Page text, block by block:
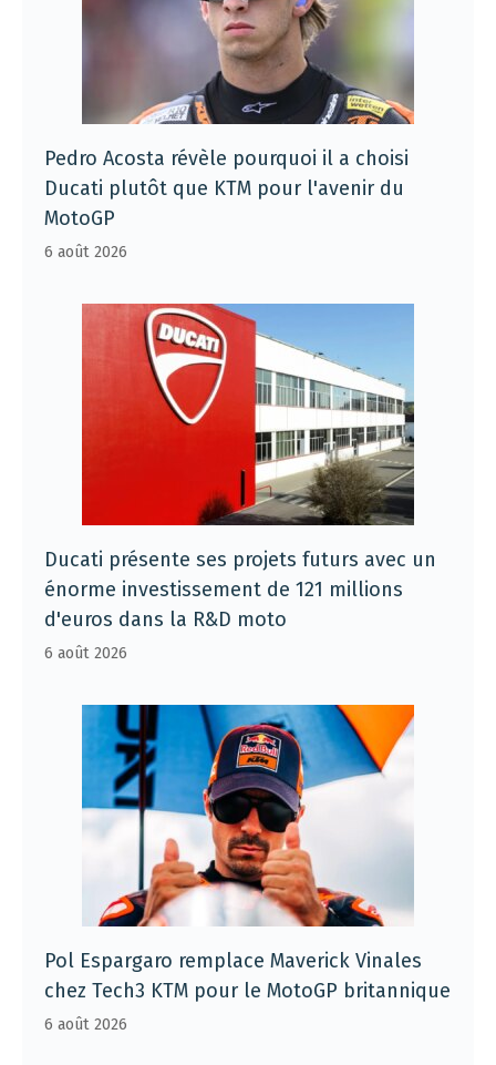
Pedro Acosta révèle pourquoi il a choisi
Ducati plutôt que KTM pour l'avenir du
MotoGP
6 août 2026
Ducati présente ses projets futurs avec un
énorme investissement de 121 millions
d'euros dans la R&D moto
6 août 2026
Pol Espargaro remplace Maverick Vinales
chez Tech3 KTM pour le MotoGP britannique
6 août 2026